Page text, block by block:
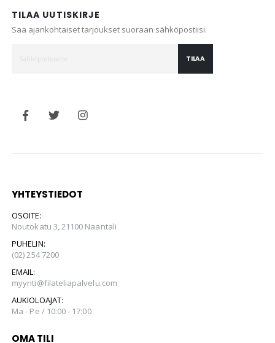
TILAA UUTISKIRJE
Saa ajankohtaiset tarjoukset suoraan sähköpostiisi.
TILAA
YHTEYSTIEDOT
OSOITE:
Noutokatu 3, 21100 Naantali
PUHELIN:
(02) 254 7200
EMAIL:
myynti@filateliapalvelu.com
AUKIOLOAJAT:
Ma - Pe / 10:00 - 17:00
OMA TILI